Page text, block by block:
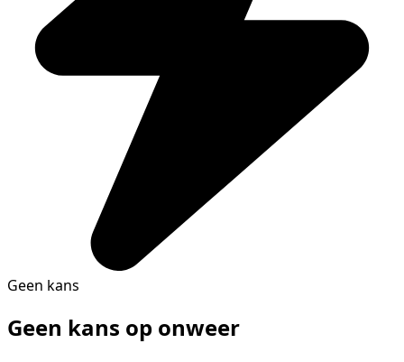
Geen kans
Geen kans op onweer